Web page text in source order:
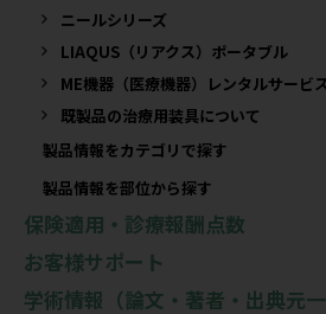
ニールシリーズ
LIAQUS（リアクス）ポータブル
ME機器（医療機器）レンタルサービ
既製品の治療用装具について​
製品情報をカテゴリで探す
製品情報を部位から探す
保険適用・診療報酬点数
お客様サポート
学術情報（論文・著者・出典元一